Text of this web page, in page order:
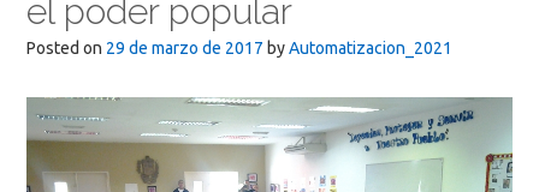
el poder popular
Posted on 29 de marzo de 2017 byAutomatizacion_2021